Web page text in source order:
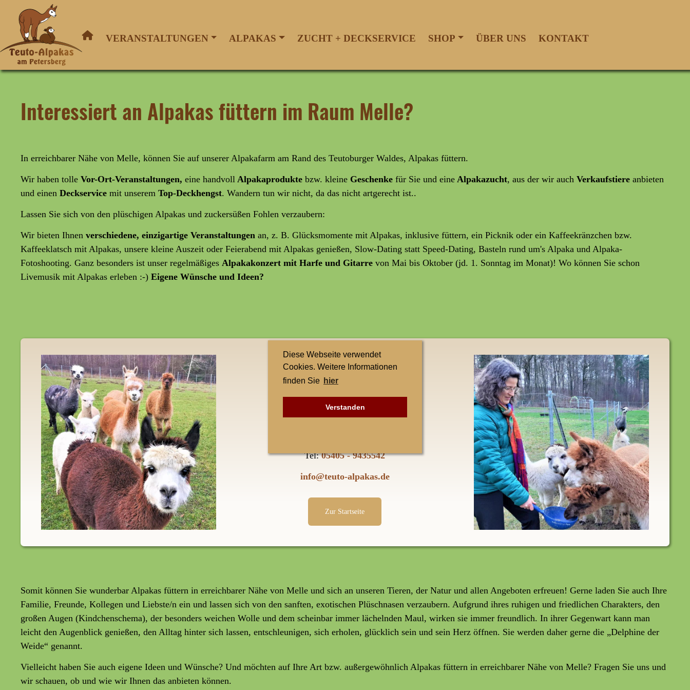
Diese Webseite verwendet
Cookies. Weitere Informationen
finden Sie hier
Verstanden
VERANSTALTUNGEN ALPAKAS ZUCHT + DECKSERVICE SHOP ÜBER UNS KONTAKT
Interessiert an Alpakas füttern im Raum Melle?
In erreichbarer Nähe von Melle, können Sie auf unserer Alpakafarm am Rand des Teutoburger Waldes, Alpakas füttern.
Wir haben tolle Vor-Ort-Veranstaltungen, eine handvoll Alpakaprodukte bzw. kleine Geschenke für Sie und eine Alpakazucht, aus der wir auch Verkaufstiere anbieten
und einen Deckservice mit unserem Top-Deckhengst. Wandern tun wir nicht, da das nicht artgerecht ist..
Lassen Sie sich von den plüschigen Alpakas und zuckersüßen Fohlen verzaubern:
Wir bieten Ihnen verschiedene, einzigartige Veranstaltungen an, z. B. Glücksmomente mit Alpakas, inklusive füttern, ein Picknik oder ein Kaffeekränzchen bzw.
Kaffeeklatsch mit Alpakas, unsere kleine Auszeit oder Feierabend mit Alpakas genießen, Slow-Dating statt Speed-Dating, Basteln rund um's Alpaka und Alpaka-
Fotoshooting. Ganz besonders ist unser regelmäßiges Alpakakonzert mit Harfe und Gitarre von Mai bis Oktober (jd. 1. Sonntag im Monat)! Wo können Sie schon
Livemusik mit Alpakas erleben :-) Eigene Wünsche und Ideen?
Kontakt
Elke Singh
Petersberg 1
Tel:05405 - 9435542
info@teuto-alpakas.de
Zur Startseite
Somit können Sie wunderbar Alpakas füttern in erreichbarer Nähe von Melle und sich an unseren Tieren, der Natur und allen Angeboten erfreuen! Gerne laden Sie auch Ihre
Familie, Freunde, Kollegen und Liebste/n ein und lassen sich von den sanften, exotischen Plüschnasen verzaubern. Aufgrund ihres ruhigen und friedlichen Charakters, den
großen Augen (Kindchenschema), der besonders weichen Wolle und dem scheinbar immer lächelnden Maul, wirken sie immer freundlich. In ihrer Gegenwart kann man
leicht den Augenblick genießen, den Alltag hinter sich lassen, entschleunigen, sich erholen, glücklich sein und sein Herz öffnen. Sie werden daher gerne die „Delphine der
Weide“ genannt.
Vielleicht haben Sie auch eigene Ideen und Wünsche? Und möchten auf Ihre Art bzw. außergewöhnlich Alpakas füttern in erreichbarer Nähe von Melle? Fragen Sie uns und
wir schauen, ob und wie wir Ihnen das anbieten können.